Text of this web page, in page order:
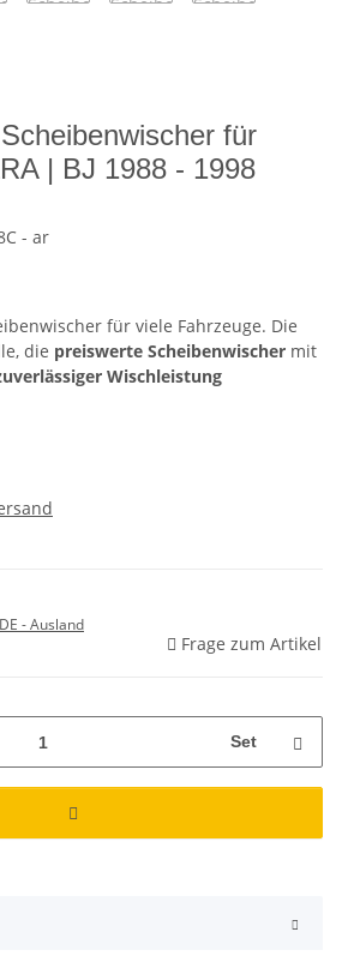
für
| BJ 1988 - 1998
- ar
für viele Fahrzeuge. Die
die preiswerte Scheibenwischer mit
Wischleistung
- Ausland
Frage zum Artikel
Set